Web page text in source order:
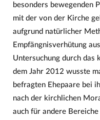
besonders bewegenden
mit der von der Kirche
aufgrund natürlicher
Empfängnisverhütung
Untersuchung durch das
dem Jahr 2012 wusste
befragten Ehepaare bei
nach der kirchlichen
auch für andere